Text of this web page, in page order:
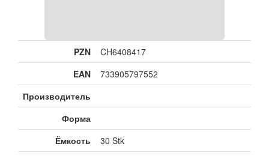
PZN
CH6408417
EAN
733905797552
Производитель
Форма
Ёмкость
30 Stk